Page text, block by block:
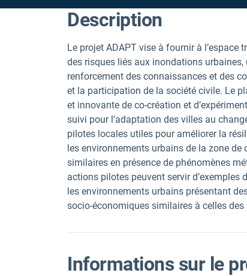
Description
Le projet ADAPT vise à fournir à
des risques liés aux inondations
renforcement des connaissances et des
et la participation de la société civile. Le
et innovante de co-création et
suivi pour l’adaptation des villes au
pilotes locales utiles pour améliorer la
les environnements urbains de la zone
similaires en présence de phénomènes
actions pilotes peuvent servir d’exemples
les environnements urbains présentant
socio-économiques similaires à celles
Informations sur le